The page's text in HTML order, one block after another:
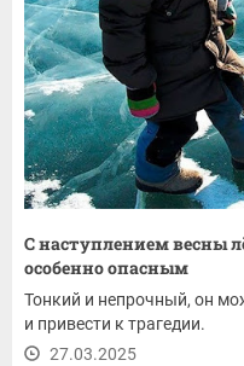
С наступлением весны
особенно опасным
Тонкий и непрочный, он
и привести к трагедии.
27.03.2025